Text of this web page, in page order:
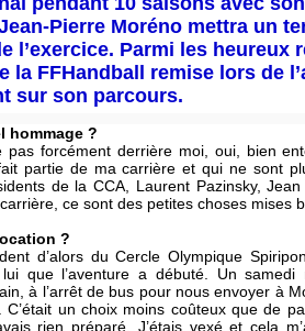
Pierre Moréno mettra un
l’exercice. Parmi les heureux
la FFHandball remise lors de
sur son parcours.
hommage ?
forcément derrière moi, oui, bien
partie de ma carrière et qui ne sont
de la CCA, Laurent Pazinsky,
ce sont des petites choses mises
?
d’alors du Cercle Olympique
lui que l’aventure a débuté. Un
à l’arrêt de bus pour nous envoyer à
C’était un choix moins coûteux que de
rien préparé. J’étais vexé et cela